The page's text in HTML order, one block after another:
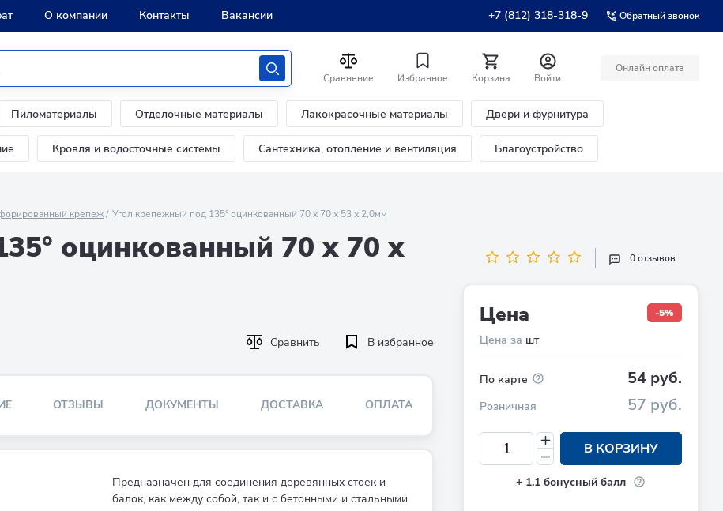
О компании Контакты Вакансии +7 (812) 318-318-9 Обратный звонок
Сравнение Избранное Корзина Войти
Онлайн оплата
Пиломатериалы Отделочные материалы Лакокрасочные материалы Двери и фурнитура
Кровля и водосточные системы Сантехника, отопление и вентиляция Благоустройство
крепеж Угол крепежный под 135° оцинкованный 70 х 70 х 53 х 2,0мм
оцинкованный 70 х 70 х
Сравнить В избранное
ОТЗЫВЫ ДОКУМЕНТЫ ДОСТАВКА ОПЛАТА
Предназначен для соединения деревянных стоек и
балок, как между собой, так и с бетонными и стальными
0 отзывов
Цена
Цена за шт
-5%
По карте 54 руб.
Розничная 57 руб.
В КОРЗИНУ
+ 1.1 бонусный балл